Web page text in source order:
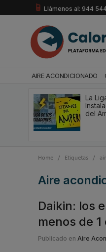
Llámenos al: 944
AIRE ACONDICIONADO
La
del
Home / Etiquetas /
aire
Daikin: los
menos de
Publicado en Aire